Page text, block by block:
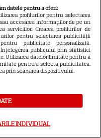
nu arunci semințele
roșu – ce
au
când, cât şi cum
datele pentru a oferi:
profilurilor pentru selectarea
accesarea informațiilor de pe un
serviciilor. Crearea profilurilor de
pentru selectarea publicității
publicitate personalizată.
publicului prin statistici
Utilizarea datelor limitate pentru a
pentru a selecta publicitatea.
prin scanarea dispozitivului.
INDIVIDUAL